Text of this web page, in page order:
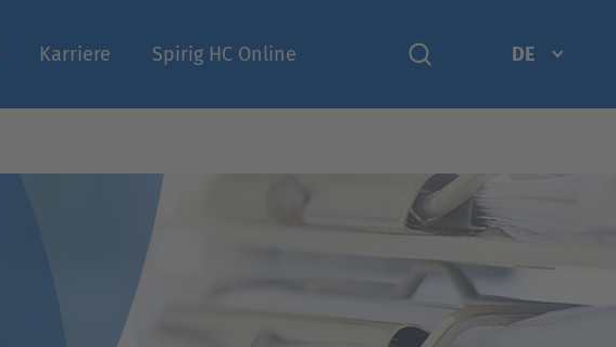
Karriere Spirig HC Online DE